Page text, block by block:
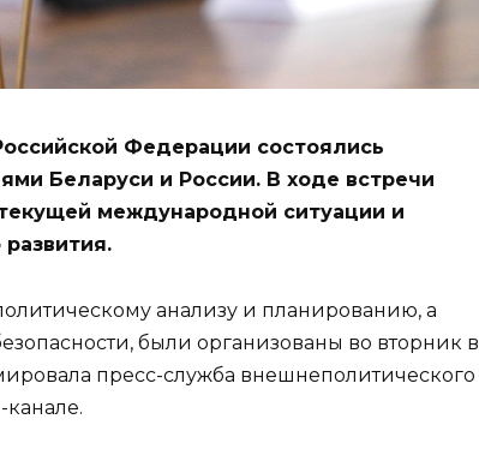
Федерации состоялись
Беларуси и России. В ходе встречи
международной ситуации и
анализу и планированию, а
были организованы во вторник в
пресс-служба внешнеполитического